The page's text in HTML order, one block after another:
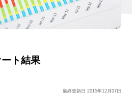
ト結果
最終更新日 2015年12月07日